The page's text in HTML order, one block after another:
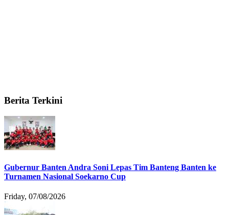
Berita Terkini
Gubernur Banten Andra Soni Lepas Tim Banteng Banten ke
Turnamen Nasional Soekarno Cup
Friday, 07/08/2026